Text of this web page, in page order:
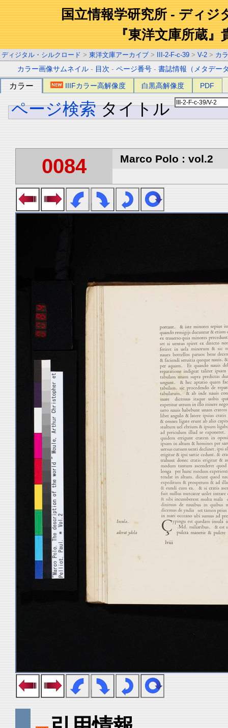
国立情報学研究所 - ディジ
『東洋文庫所蔵』
ディジタル・シルクロード > 東洋文庫アーカイブ > III-2-F-c-39 > V-2 > カ
カラー画像サムネイル - 目次 -ページ番号 -書誌情報（メタデー
カラー IIIFカラー高解像度 白黒高解像度 PDF
ページ検索 タイトル
0084 Marco Polo : vol.2